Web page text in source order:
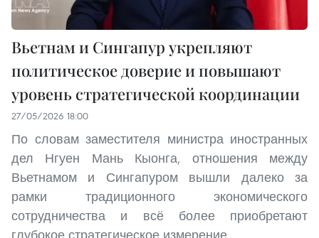
Вьетнам и Сингапур укрепляют
политическое доверие и повышают
уровень стратегической координации
27/05/2026 18:00
По словам заместителя министра иностранных
дел Нгуен Мань Кыонга, отношения между
Вьетнамом и Сингапуром вышли далеко за
рамки традиционного экономического
сотрудничества и всё более приобретают